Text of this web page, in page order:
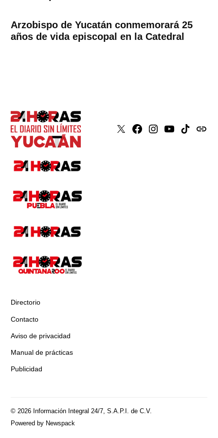
Arzobispo de Yucatán conmemorará 25
años de vida episcopal en la Catedral
X Faceboook
Instagram
YoutubeTiktokissuu
Directorio
Contacto
Aviso de privacidad
Manual de prácticas
Publicidad
© 2026 Información Integral 24/7, S.A.P.I. de C.V.
Powered by Newspack